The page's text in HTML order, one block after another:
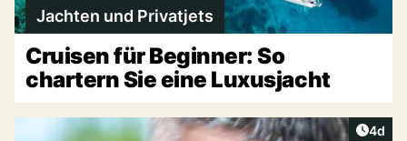
Jachten und Privatjets
Cruisen für Beginner: So
chartern Sie eine Luxusjacht
4d